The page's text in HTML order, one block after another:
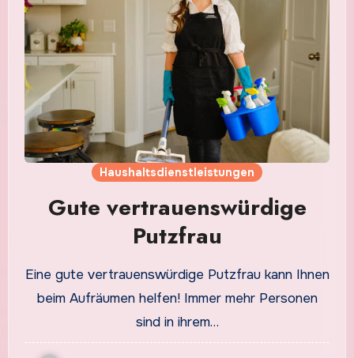
Haushaltsdienstleistungen
Gute vertrauenswürdige
Putzfrau
Eine gute vertrauenswürdige Putzfrau kann Ihnen
beim Aufräumen helfen! Immer mehr Personen
sind in ihrem…